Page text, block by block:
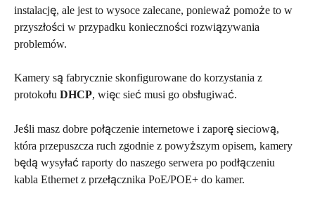
instalację, ale jest to wysoce zalecane, ponieważ pomoże to w
przyszłości w przypadku konieczności rozwiązywania
problemów.
Kamery są fabrycznie skonfigurowane do korzystania z
protokołu DHCP, więc sieć musi go obsługiwać.
Jeśli masz dobre połączenie internetowe i zaporę sieciową,
która przepuszcza ruch zgodnie z powyższym opisem, kamery
będą wysyłać raporty do naszego serwera po podłączeniu
kabla Ethernet z przełącznika PoE/POE+ do kamer.